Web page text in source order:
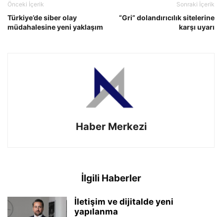
Önceki İçerik
Türkiye’de siber olay
müdahalesine yeni yaklaşım
Sonraki İçerik
“Gri” dolandırıcılık sitelerine
karşı uyarı
Haber Merkezi
İlgili Haberler
İletişim ve dijitalde yeni
yapılanma